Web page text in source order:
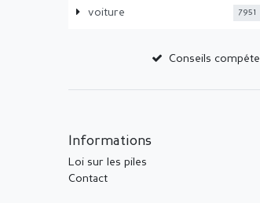
voiture 7951
Conseils
Informations
Loi sur les piles
Contact